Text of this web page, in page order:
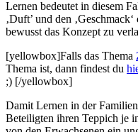
Lernen bedeutet in diesem
‚Duft’ und den
bewusst das Konzept zu
[yellowbox]Falls das Thema
Thema ist, dann findest du
;) [/yellowbox]
Damit Lernen in der
Beteiligten ihren Teppich je